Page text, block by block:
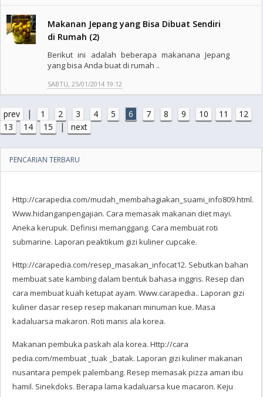
Makanan Jepang yang Bisa Dibuat Sendiri
di Rumah (2)
Berikut ini adalah beberapa makanana Jepang
yang bisa Anda buat di rumah ..
SABTU, 25/01/2014 19:12
prev | 1 2 3 4 5 6 7 8 9 10 11
12
13
14 15 | next
PENCARIAN TERBARU
Http://carapedia.com/mudah_membahagiakan_suami_info809.html.
Www.hidanganpengajian. Cara memasak makanan diet mayi.
Aneka kerupuk. Definisi memanggang. Cara membuat roti
submarine. Laporan peaktikum gizi kuliner cupcake.
Http://carapedia.com/resep_masakan_infocat12. Sebutkan bahan
membuat sate kambing dalam bentuk bahasa inggris. Resep dan
cara membuat kuah ketupat ayam. Www.carapedia.. Laporan gizi
kuliner dasar resep resep makanan minuman kue. Masa
kadaluarsa makaron. Roti manis ala korea.
Makanan pembuka paskah ala korea. Http://cara
pedia.com/membuat _tuak _batak. Laporan gizi kuliner makanan
nusantara pempek palembang. Resep memasak pizza aman ibu
hamil. Sinekdoks. Berapa lama kadaluarsa kue macaron. Keju